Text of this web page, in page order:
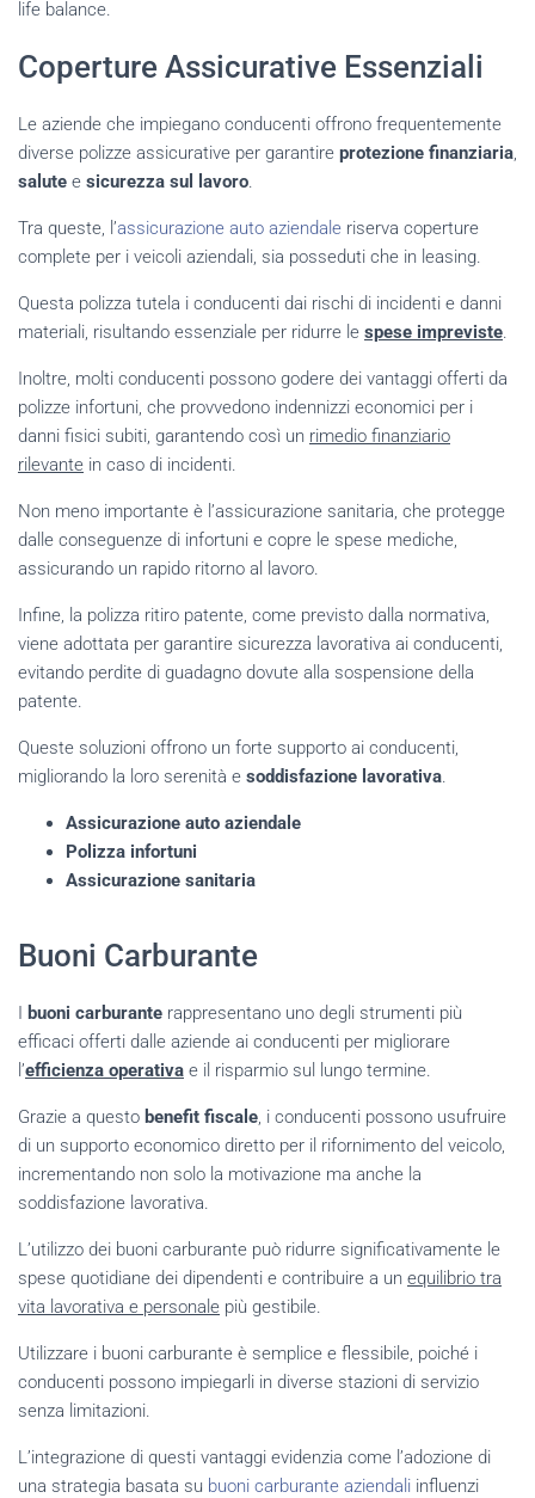
life balance.
Coperture Assicurative Essenziali
Le aziende che impiegano conducenti offrono frequentemente
diverse polizze assicurative per garantire protezione finanziaria,
salute e sicurezza sul lavoro.
Tra queste, l’assicurazione auto aziendale riserva coperture
complete per i veicoli aziendali, sia posseduti che in leasing.
Questa polizza tutela i conducenti dai rischi di incidenti e danni
materiali, risultando essenziale per ridurre le spese impreviste.
Inoltre, molti conducenti possono godere dei vantaggi offerti da
polizze infortuni, che provvedono indennizzi economici per i
danni fisici subiti, garantendo così un rimedio finanziario
rilevante in caso di incidenti.
Non meno importante è l’assicurazione sanitaria, che protegge
dalle conseguenze di infortuni e copre le spese mediche,
assicurando un rapido ritorno al lavoro.
Infine, la polizza ritiro patente, come previsto dalla normativa,
viene adottata per garantire sicurezza lavorativa ai conducenti,
evitando perdite di guadagno dovute alla sospensione della
patente.
Queste soluzioni offrono un forte supporto ai conducenti,
migliorando la loro serenità e soddisfazione lavorativa.
Assicurazione auto aziendale
Polizza infortuni
Assicurazione sanitaria
Buoni Carburante
I buoni carburante rappresentano uno degli strumenti più
efficaci offerti dalle aziende ai conducenti per migliorare
l’efficienza operativa e il risparmio sul lungo termine.
Grazie a questo benefit fiscale, i conducenti possono usufruire
di un supporto economico diretto per il rifornimento del veicolo,
incrementando non solo la motivazione ma anche la
soddisfazione lavorativa.
L’utilizzo dei buoni carburante può ridurre significativamente le
spese quotidiane dei dipendenti e contribuire a un equilibrio tra
vita lavorativa e personale più gestibile.
Utilizzare i buoni carburante è semplice e flessibile, poiché i
conducenti possono impiegarli in diverse stazioni di servizio
senza limitazioni.
L’integrazione di questi vantaggi evidenzia come l’adozione di
una strategia basata su buoni carburante aziendali influenzi